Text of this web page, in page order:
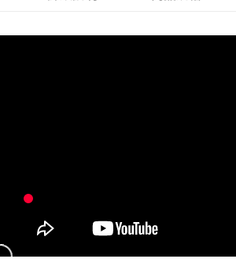
每筆NT$100，滿NT$988(含以上)免運費
大嘴鳥宅配通